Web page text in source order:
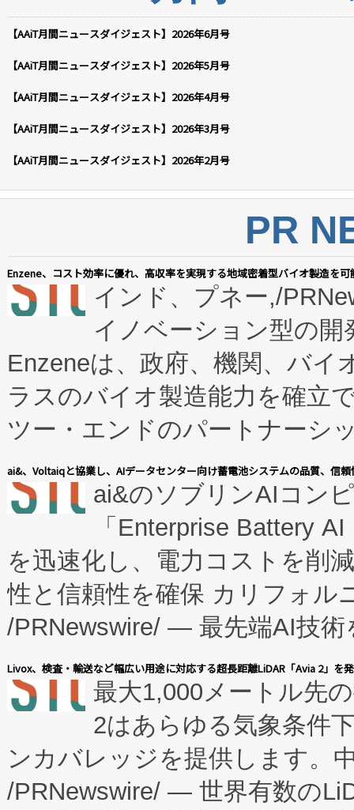
【AAiT月間ニュースダイジェスト】2026年6月号
【AAiT月間ニュースダイジェスト】2026年5月号
【AAiT月間ニュースダイジェスト】2026年4月号
【AAiT月間ニュースダイジェスト】2026年3月号
【AAiT月間ニュースダイジェスト】2026年2月号
PR
Enzene、コスト効率に優れ、高収率を実現する地域密着型バイオ製造を
インド、プネー,/
イノベーション型の
Enzeneは、政府、機関、バイ
ラスのバイオ製造能力を確立
ツー・エンドのパートナーシ
表しました。 同社の実績ある
manufacturing™ (FCCM™) プ
たNeXは、バイオ医薬品製造
従来のフェッドバッチ施設の
に、患者やサプライチェーン
キー方式で拡張性が高く、持
す。FCCM‑を活用した現地生
患者にとっての費用負担を大
のアクセスを大幅に拡大する
Fully-Connected Continuous
プログラムには、施設設計・
ai&、Voltaiqと協業し、AIデータセンター向け蓄電池システムの品質、信
ai&のソブリンAIコン
「Enterprise Battery
を迅速化し、電力コストを削
性と信頼性を確保 カリフォル
/PRNewswire/ — 最先端AI技術
会社エーアイ・アンド：本社
President原信平）と、エンタ
ードするVoltaiqは、日本にあ
ーエネルギー貯蔵システム（
た。 Voltaiq独自のAI搭載プラ
Livox、検査・輸送など幅広い用途に対応する超長距離LiDAR「Avia 2」を
最大1,000メートル先
2はあらゆる気象条件
ンカバレッジを提供します。
/PRNewswire/ — 世界有数の